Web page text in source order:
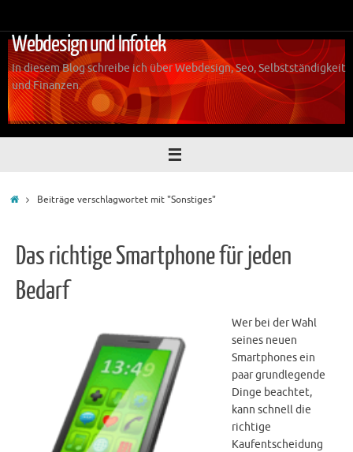
springen
Webdesign und Infotek
In diesem Blog schreibe ich über Webdesign, Seo, Selbstständigkeit
und Finanzen.
StartBeiträge verschlagwortet mit "Sonstiges"
Das richtige Smartphone für jeden
Bedarf
Wer bei der Wahl
seines neuen
Smartphones ein
paar grundlegende
Dinge beachtet,
kann schnell die
richtige
Kaufentscheidung